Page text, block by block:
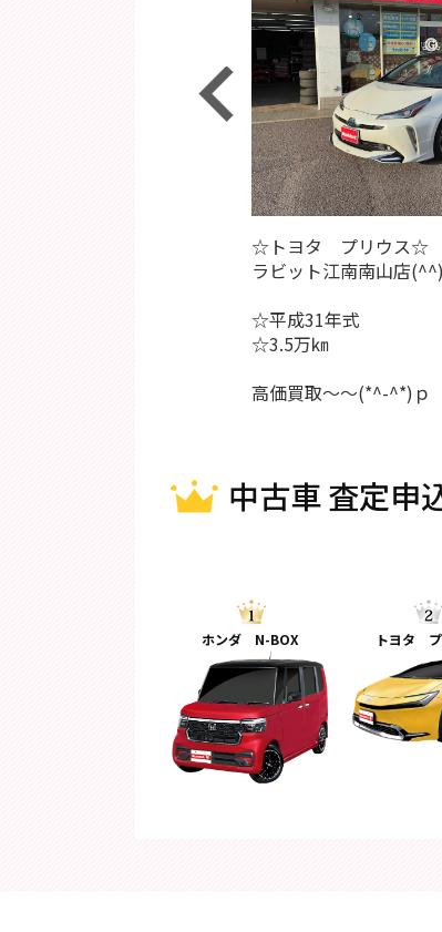
☆トヨタ プリウス☆
ラビット江南南山店
☆平成31年式
☆3.5万㎞
高価買取～～(*^-^*)ｐ
中古車 査定申
ホンダ N-BOX トヨタ
メーカー：スズキ
車種：キャリイ
走行距離：36,000km